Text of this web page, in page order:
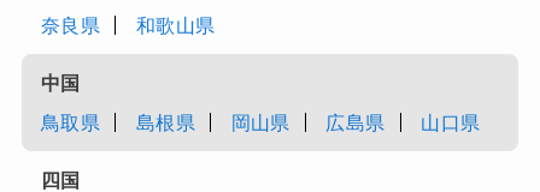
奈良県
和歌山県
中国
鳥取県
島根県 岡山県 広島県 山口県
四国